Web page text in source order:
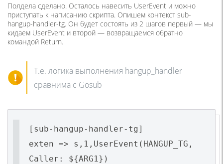
Полдела сделано. Осталось навесить UserEvent и можно
приступать к написанию скрипта. Опишем контекст sub-
hangup-handler-tg. Он будет состоять из 2 шагов первый — мы
кидаем UserEvent и второй — возвращаемся обратно
командой Return.
Т.е. логика выполнения hangup_handler
сравнима с Gosub
[sub-hangup-handler-tg]
exten => s,1,UserEvent(HANGUP_TG,
Caller: ${ARG1})